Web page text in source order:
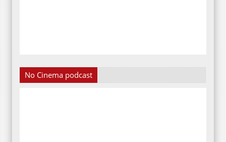
No Cinema podcast